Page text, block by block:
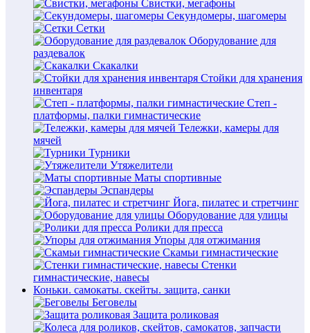
Свистки, мегафоны
Секундомеры, шагомеры
Сетки
Оборудование для
раздевалок
Скакалки
Стойки для хранения
инвентаря
Степ -
платформы, палки гимнастические
Тележки, камеры для
мячей
Турники
Утяжелители
Маты спортивные
Эспандеры
Йога, пилатес и стретчинг
Оборудование для улицы
Ролики для пресса
Упоры для отжимания
Скамьи гимнастические
Стенки
гимнастические, навесы
Коньки. самокаты. скейты. защита, санки
Беговелы
Защита роликовая